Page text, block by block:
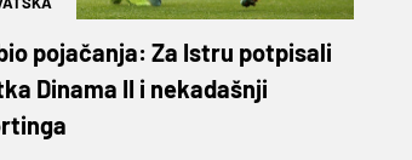
pojačanja: Za Istru potpisali
Dinama II i nekadašnji